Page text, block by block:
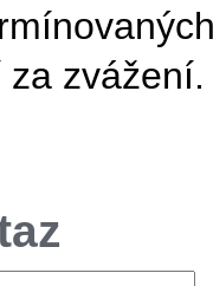
zvážení.